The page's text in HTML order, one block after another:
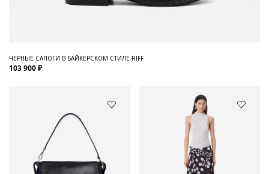
ЧЕРНЫЕ САПОГИ В БАЙКЕРСКОМ СТИЛЕ RIFF
103 900 ₽